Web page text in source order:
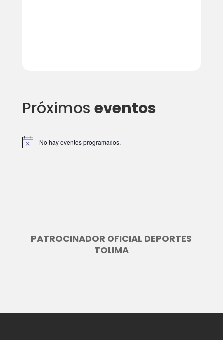
Próximos eventos
No hay eventos programados.
PATROCINADOR OFICIAL DEPORTES
TOLIMA